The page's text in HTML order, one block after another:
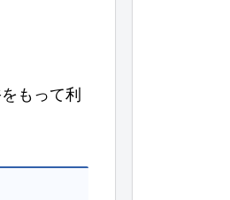
もって利